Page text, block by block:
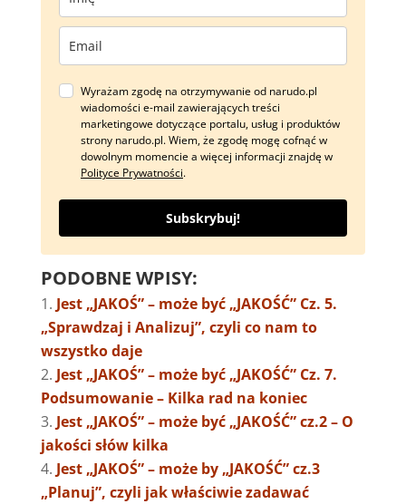
Wyrażam zgodę na otrzymywanie od narudo.pl
wiadomości e-mail zawierających treści
marketingowe dotyczące portalu, usług i produktów
strony narudo.pl. Wiem, że zgodę mogę cofnąć w
dowolnym momencie a więcej informacji znajdę w
Polityce Prywatności.
Subskrybuj!
PODOBNE WPISY:
Jest „JAKOŚ” – może być „JAKOŚĆ” Cz. 5.
„Sprawdzaj i Analizuj”, czyli co nam to
wszystko daje
Jest „JAKOŚ” – może być „JAKOŚĆ” Cz. 7.
Podsumowanie – Kilka rad na koniec
Jest „JAKOŚ” – może być „JAKOŚĆ” cz.2 – O
jakości słów kilka
Jest „JAKOŚ” – może by „JAKOŚĆ” cz.3
„Planuj”, czyli jak właściwie zadawać